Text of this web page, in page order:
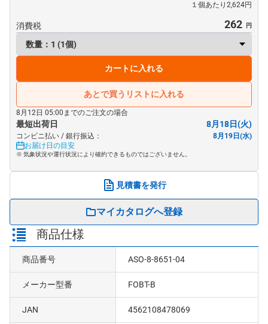
１個あたり2,624円
消費税 262
カートに入れる
あとで買うリストに入れる
8月12日 05:00までのご注文の場合
最短出荷日 8月18日(火)
コンビニ払い / 銀行振込：
8月19日(水)
お届け日の目安
※ 気象状況や運行状況により確約できるものではございません。
見積書を発行
マイカタログへ登録
商品仕様
商品番号 ASO-8-8651-04
メーカー型番 FOBT-B
JAN 4562108478069